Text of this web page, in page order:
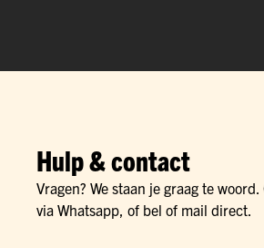
Hulp & contact
Vragen? We staan je graag te
via Whatsapp, of bel of mail direct.